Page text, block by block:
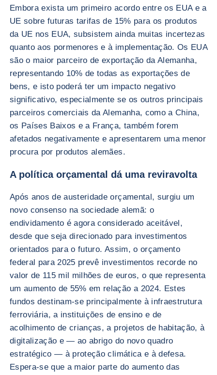
Embora exista um primeiro acordo entre os EUA e a
UE sobre futuras tarifas de 15% para os produtos
da UE nos EUA, subsistem ainda muitas incertezas
quanto aos pormenores e à implementação. Os EUA
são o maior parceiro de exportação da Alemanha,
representando 10% de todas as exportações de
bens, e isto poderá ter um impacto negativo
significativo, especialmente se os outros principais
parceiros comerciais da Alemanha, como a China,
os Países Baixos e a França, também forem
afetados negativamente e apresentarem uma menor
procura por produtos alemães.
A política orçamental dá uma reviravolta
Após anos de austeridade orçamental, surgiu um
novo consenso na sociedade alemã: o
endividamento é agora considerado aceitável,
desde que seja direcionado para investimentos
orientados para o futuro. Assim, o orçamento
federal para 2025 prevê investimentos recorde no
valor de 115 mil milhões de euros, o que representa
um aumento de 55% em relação a 2024. Estes
fundos destinam-se principalmente à infraestrutura
ferroviária, a instituições de ensino e de
acolhimento de crianças, a projetos de habitação, à
digitalização e — ao abrigo do novo quadro
estratégico — à proteção climática e à defesa.
Espera-se que a maior parte do aumento das